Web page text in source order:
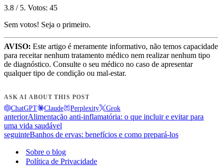
3.8 / 5. Votos: 45
Sem votos! Seja o primeiro.
AVISO: Este artigo é meramente informativo, não temos capacidade
para receitar nenhum tratamento médico nem realizar nenhum tipo
de diagnóstico. Consulte o seu médico no caso de apresentar
qualquer tipo de condição ou mal-estar.
ASK AI ABOUT THIS POST
ChatGPT Claude Perplexity Grok
anteriorAlimentação anti-inflamatória: o que incluir e evitar para
uma vida saudável
seguinteBanhos de ervas: benefícios e como prepará-los
Sobre o blog
Política de Privacidade